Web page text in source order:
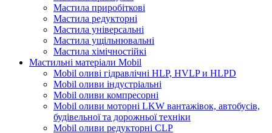
Мастила приробіткові
Мастила редукторні
Мастила універсальні
Мастила ущільнювальні
Мастила хімічностійкі
Мастильні матеріали Mobil
Mobil оливі гідравлічні HLP, HVLP и HLPD
Mobil оливи індустріальні
Mobil оливи компресорні
Mobil оливи моторні LKW вантажівок, автобусів,
будівельної та дорожньої техніки
Mobil оливи редукторні CLP